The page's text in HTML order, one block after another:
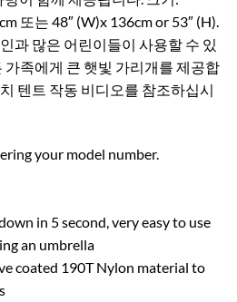
또는 48″ (W)x 136cm or 53″ (H).
과 많은 어린이들이 사용할 수 있
가족에게 큰 햇빛 가리개를 제공합
텐트 작동 비디오를 참조하십시
your model number.
in 5 second, very easy to use
an umbrella
coated 190T Nylon material to